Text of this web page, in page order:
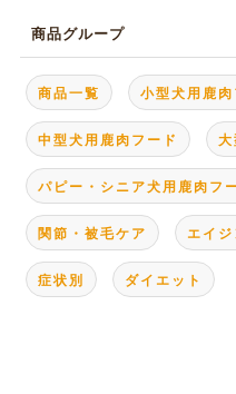
商品グループ
商品一覧 小型犬用鹿肉
中型犬用鹿肉フード
パピー・シニア犬用鹿肉フ
関節・被毛ケア エイ
症状別 ダイエット